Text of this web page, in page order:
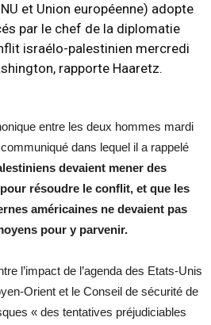
et Union européenne) adopte
par le chef de la diplomatie
israélo-palestinien mercredi
rapporte Haaretz.
entre les deux hommes mardi
dans lequel il a rappelé
devaient mener des
résoudre le conflit, et que les
américaines ne devaient pas
pour y parvenir.
l’impact de l’agenda des Etats-Unis
Orient et le Conseil de sécurité de
« des tentatives préjudiciables